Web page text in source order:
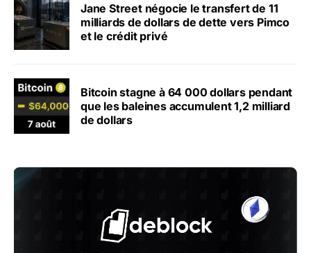
Jane Street négocie le transfert de 11
milliards de dollars de dette vers Pimco
et le crédit privé
Bitcoin stagne à 64 000 dollars pendant
que les baleines accumulent 1,2 milliard
de dollars